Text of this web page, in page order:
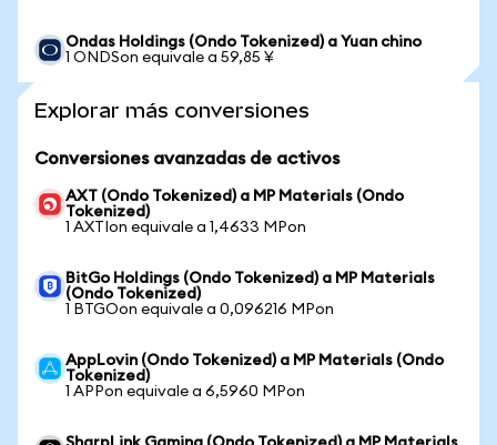
Ondas Holdings (Ondo Tokenized) a Yuan chino
1 ONDSon equivale a 59,85 ¥
Explorar más conversiones
Conversiones avanzadas de activos
AXT (Ondo Tokenized) a MP Materials (Ondo
Tokenized)
1 AXTIon equivale a 1,4633 MPon
BitGo Holdings (Ondo Tokenized) a MP Materials
(Ondo Tokenized)
1 BTGOon equivale a 0,096216 MPon
AppLovin (Ondo Tokenized) a MP Materials (Ondo
Tokenized)
1 APPon equivale a 6,5960 MPon